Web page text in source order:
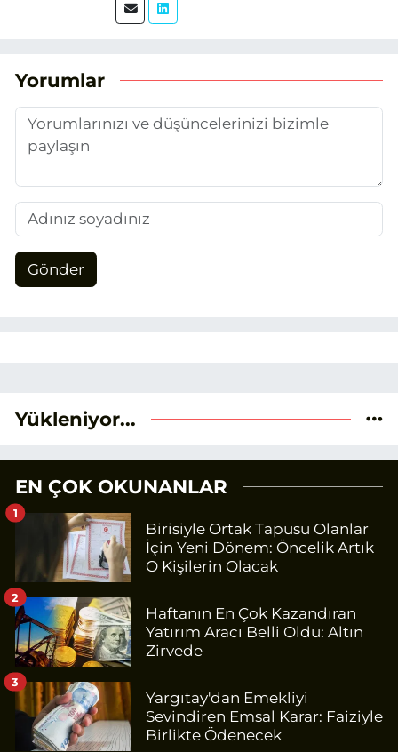
üretimi ve arama motoru
temel alıyorum.
Yorumlar
Gönder
Yükleniyor...
EN ÇOK OKUNANLAR
Birisiyle Ortak Tapusu Olanlar
İçin Yeni Dönem: Öncelik Artık
O Kişilerin Olacak
1
Haftanın En Çok Kazandıran
Yatırım Aracı Belli Oldu: Altın
Zirvede
2
Yargıtay'dan Emekliyi
Sevindiren Emsal Karar: Faiziyle
Birlikte Ödenecek
3